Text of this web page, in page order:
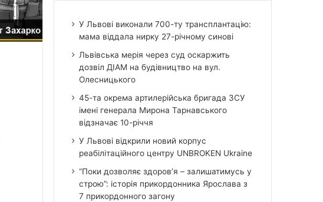
У Львові виконали 700-ту трансплантацію:
мама віддала нирку 27-річному синові
Львівська мерія через суд оскаржить
дозвіл ДІАМ на будівництво на вул.
Олесницького
45-та окрема артилерійська бригада ЗСУ
імені генерала Мирона Тарнавського
відзначає 10-річчя
У Львові відкрили новий корпус
реабілітаційного центру UNBROKEN Ukraine
“Поки дозволяє здоров’я – залишатимусь у
строю”: історія прикордонника Ярослава з
7 прикордонного загону